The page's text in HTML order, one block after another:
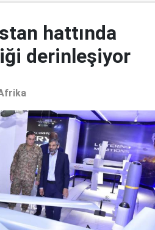
hattında
derinleşiyor